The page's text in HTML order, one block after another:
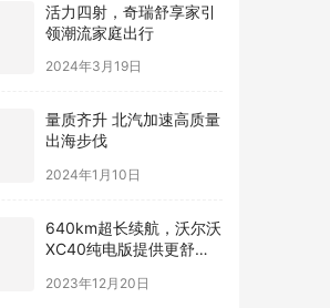
活力四射，奇瑞舒享家引
领潮流家庭出行
2024年3月19日
量质齐升 北汽加速高质量
出海步伐
2024年1月10日
640km超长续航，沃尔沃
XC40纯电版提供更舒适
2023年12月20日